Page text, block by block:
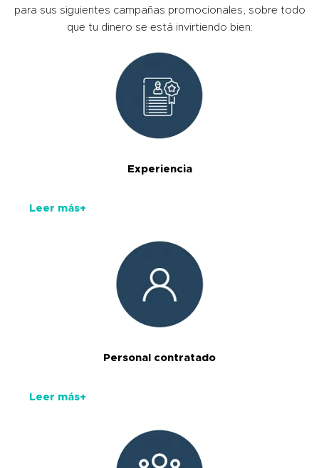
para sus siguientes campañas promocionales, sobre todo
que tu dinero se está invirtiendo bien:
Experiencia
Leer más+
Personal contratado
Leer más+